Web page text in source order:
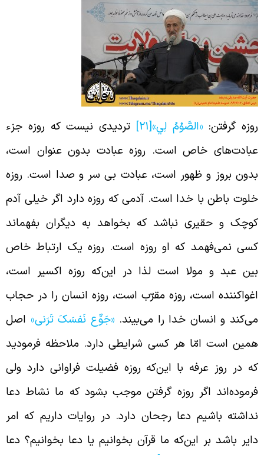
گرفتن:«الصَّوْمُ لِي»[21]
تردیدی نیست که روزه جزء
خاص است. روزه عبادت بدون عنوان است،
بروز و ظهور است، عبادت بی سر و صدا است. روزه
باطن با خدا است. آدمی که روزه دارد اگر خیلی آدم
و حقیری نباشد که بخواهد به دیگران بفهماند
نمی‌فهمد که او روزه است. روزه یک ارتباط خاص
عبد و مولا است لذا در ‌این‌که روزه اکسیر است،
است، روزه مقرّب است، روزه انسان را در حجاب
و انسان خدا را می‌بیند.«جَوِّع نَفسَکَ تَرَنی»اصل
است امّا هر کسی شرایطی دارد. ملاحظه فرمودید
در روز عرفه با ‌این‌که روزه فضیلت فراوانی دارد ولی
اگر روزه گرفتن موجب بشود که ما نشاط دعا
باشیم دعا رجحان دارد. در روایات داریم که امر
باشد بر ‌این‌که ما قرآن بخوانیم یا دعا بخوانیم؟ دعا